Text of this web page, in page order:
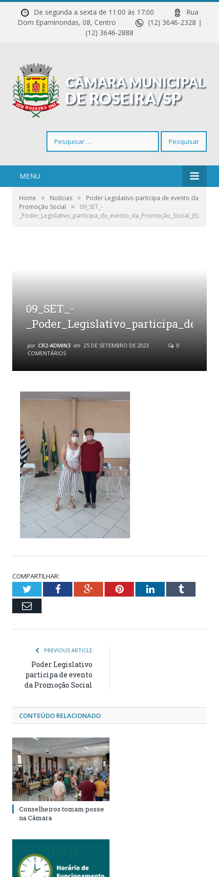
De segunda a sexta de 11:00 às 17:00
Rua
Dom Epaminondas, 08, Centro
(12) 3646-2328 |
(12) 3646-2888
por:
MENU
Home » Notícias »
Poder Legislativo participa de evento da
Promoção Social
»
09_SET_-
_Poder_Legislativo_participa_de_evento_da_Promoção_Social_(5)
09_SET_-
por CR2-ADMIN3 em 25 DE SETEMBRO DE 2023
0
COMENTÁRIOS
COMPARTILHAR:
TwitterFacebookGoogle+PinterestLinkedInTumblr
Email
PREVIOUS ARTICLE
Poder Legislativo
participa de evento
da Promoção Social
CONTEÚDO RELACIONADO
Conselheiros tomam posse
na Câmara